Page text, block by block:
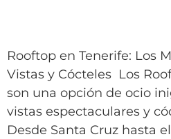
Rooftop en Tenerife: Los
Vistas y Cócteles Los
son una opción de ocio
vistas espectaculares y
Desde Santa Cruz hasta